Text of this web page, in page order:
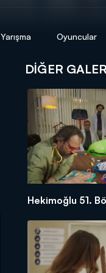
Yarışma Oyuncular
DİĞER
Hekimoğlu 51.